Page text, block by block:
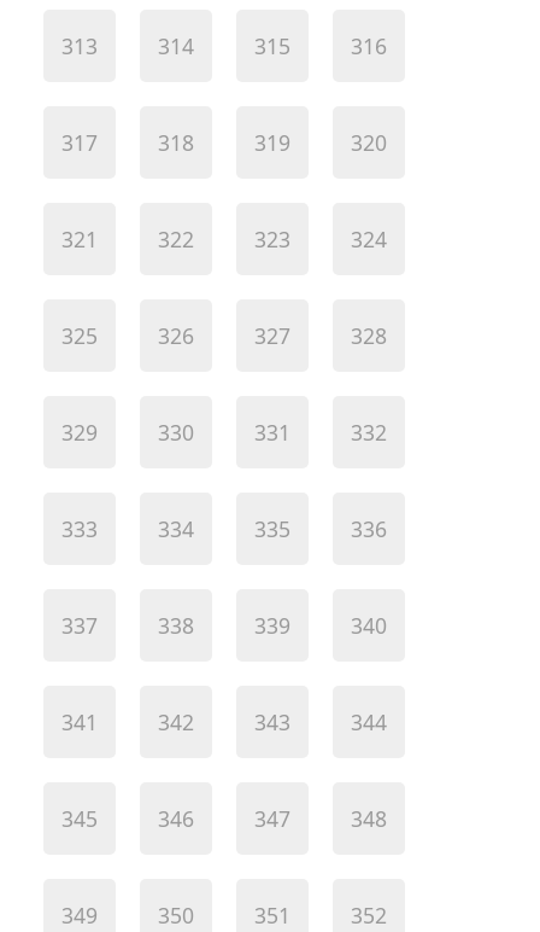
313 314 315 316
317 318 319 320
321 322 323 324
325 326 327 328
329 330 331 332
333 334 335 336
337 338 339 340
341 342 343 344
345 346 347 348
349 350 351 352